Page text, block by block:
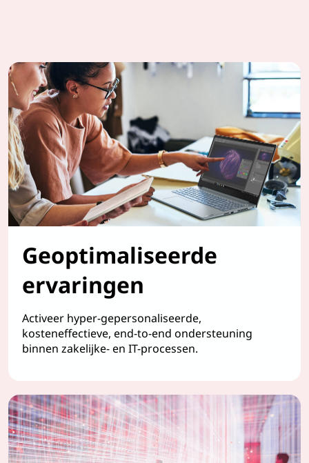
Geoptimaliseerde
ervaringen
Activeer hyper-gepersonaliseerde,
kosteneffectieve, end-to-end ondersteuning
binnen zakelijke- en IT-processen.